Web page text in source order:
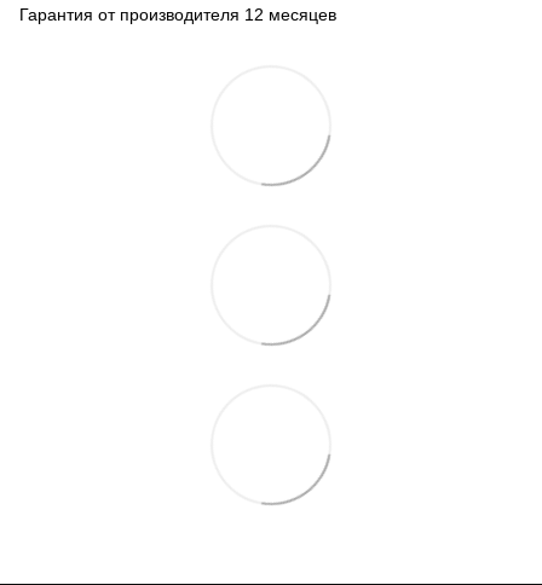
Гарантия от производителя 12 месяцев